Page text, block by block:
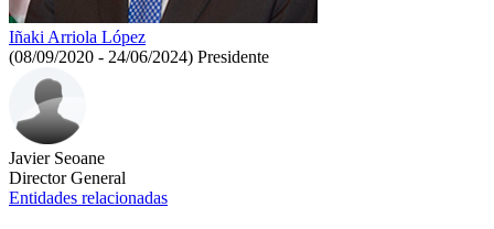
Iñaki Arriola López
(08/09/2020 - 24/06/2024) Presidente
Javier Seoane
Director General
Entidades relacionadas